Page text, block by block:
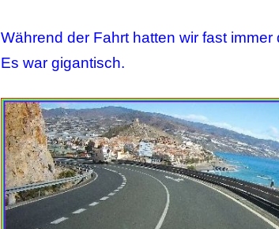
Während der Fahrt hatten wir fast
Es war gigantisch.